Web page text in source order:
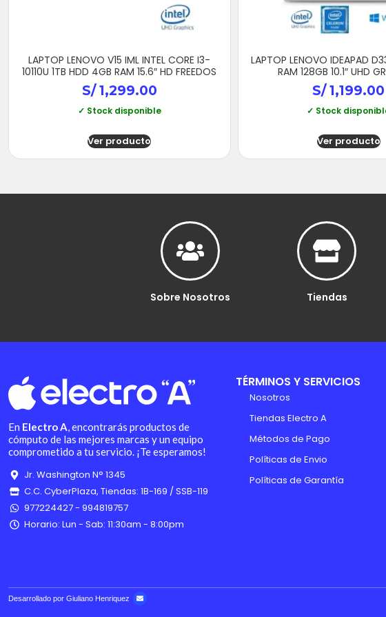
LAPTOP LENOVO V15 IML INTEL CORE I3-
10110U 1TB HDD 4GB RAM 15.6″ HD FREEDOS
S/1,299.00
✓ Stock disponible
Ver producto
LAPTOP LENOVO IDEAPAD
RAM 128GB 10.1″ UHD
S/1,199.00
✓ Stock
Ver producto
Sobre Nosotros Tiendas
En Electro A, encontrarás productos de
cómputo de las mejores marcas y un equipo
comprometido a tu servicio. ¡Te esperamos!
Jr. Washington N° 1345
C.C. CyberPlaza, Tiendas: 1B-169 / SSB-119
977224427 - 994819757
Horario: Lun - Sab: 11:30am - 8:00pm
TÉRMINOS Y SERVICIOS
Nosotros
Tiendas Electro A
Métodos de Pago
Políticas de Envio
Políticas de Garantía
Desarrollado por Giuliano Henriquez